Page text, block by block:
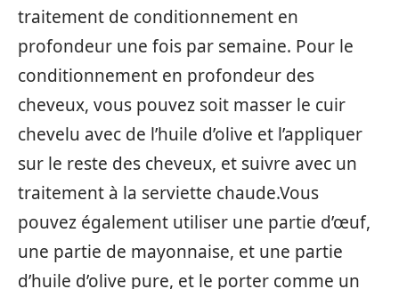
traitement de conditionnement en
profondeur une fois par semaine. Pour le
conditionnement en profondeur des
cheveux, vous pouvez soit masser le cuir
chevelu avec de l’huile d’olive et l’appliquer
sur le reste des cheveux, et suivre avec un
traitement à la serviette chaude.Vous
pouvez également utiliser une partie d’œuf,
une partie de mayonnaise, et une partie
d’huile d’olive pure, et le porter comme un